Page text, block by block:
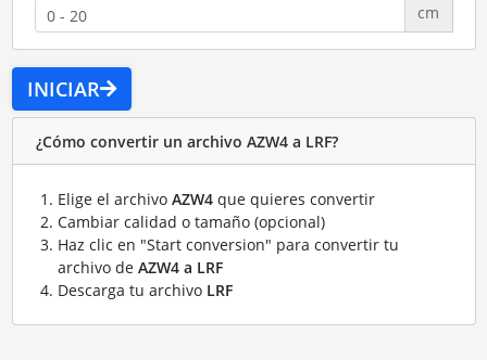
cm
INICIAR
¿Cómo convertir un archivo AZW4 a LRF?
Elige el archivo AZW4que quieres convertir
Cambiar calidad o tamaño (opcional)
Haz clic en "Start conversion" para convertir tu
archivo de AZW4 a LRF
Descarga tu archivo LRF